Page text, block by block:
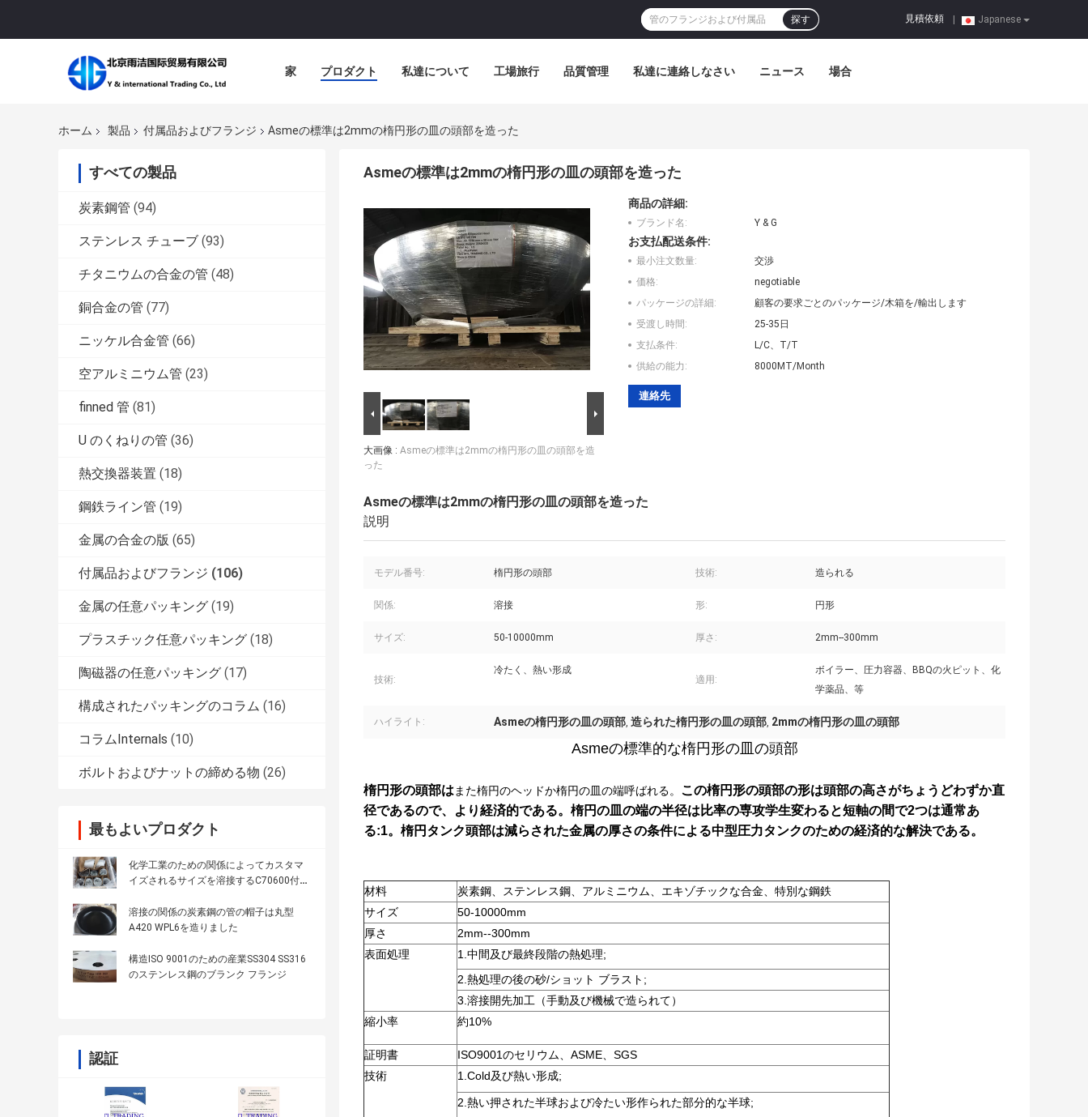
Japanese
見積依頼
探す
家 プロダクト 私達について 工場旅行 品質管理 私達に連絡しなさい ニュース 場合
ホーム 製品 付属品およびフランジ Asmeの標準は2mmの楕円形の皿の頭部を造った
すべての製品
炭素鋼管 (94)
ステンレス チューブ (93)
チタニウムの合金の管 (48)
銅合金の管 (77)
ニッケル合金管 (66)
空アルミニウム管 (23)
finned 管 (81)
U のくねりの管 (36)
熱交換器装置 (18)
鋼鉄ライン管 (19)
金属の合金の版 (65)
付属品およびフランジ (106)
金属の任意パッキング (19)
プラスチック任意パッキング (18)
陶磁器の任意パッキング (17)
構成されたパッキングのコラム (16)
コラムInternals (10)
ボルトおよびナットの締める物 (26)
最もよいプロダクト
化学工業のための関係によってカスタマ
イズされるサイズを溶接するC70600付属
溶接の関係の炭素鋼の管の帽子は丸型
A420 WPL6を造りました
構造ISO 9001のための産業SS304 SS316
のステンレス鋼のブランク フランジ
認証
Asmeの標準は2mmの楕円形の皿の頭部を造った
大画像 : Asmeの標準は2mmの楕円形の皿の頭部を造
った
商品の詳細:
ブランド名: Y & G
お支払配送条件:
最小注文数量:
交渉
価格:
negotiable
パッケージの詳細:
顧客の要求ごとのパッケージ/木箱を/輸出します
受渡し時間:
25-35日
支払条件:
L/C、T/T
供給の能力:
8000MT/Month
連絡先
Asmeの標準は2mmの楕円形の皿の頭部を造った
説明
モデル番号: 楕円形の頭部 技術: 造られる
関係: 溶接 形: 円形
サイズ: 50-10000mm 厚さ: 2mm--300mm
技術:
冷たく、熱い形成
適用:
ボイラー、圧力容器、BBQの火ピット、化
学薬品、等
ハイライト: Asmeの楕円形の皿の頭部, 造られた楕円形の皿の頭部, 2mmの楕円形の皿の頭部
Asmeの標準的な楕円形の皿の頭部
楕円形の頭部はまた楕円のヘッドか楕円の皿の端呼ばれる。 この楕円形の頭部の形は頭部の高さがちょうどわずか直
径であるので、より経済的である。楕円の皿の端の半径は比率の専攻学生変わると短軸の間で2つは通常あ
る:1。楕円タンク頭部は減らされた金属の厚さの条件による中型圧力タンクのための経済的な解決である。
材料
炭素鋼、ステンレス鋼、アルミニウム、エキゾチックな合金、特別な鋼鉄
サイズ
50-10000mm
厚さ
2mm--300mm
表面処理
1.中間及び最終段階の熱処理;
2.熱処理の後の砂/ショット ブラスト;
3.溶接開先加工（手動及び機械で造られて）
縮小率
約10%
証明書
ISO9001のセリウム、ASME、SGS
技術
1.Cold及び熱い形成;
2.熱い押された半球および冷たい形作られた部分的な半球;